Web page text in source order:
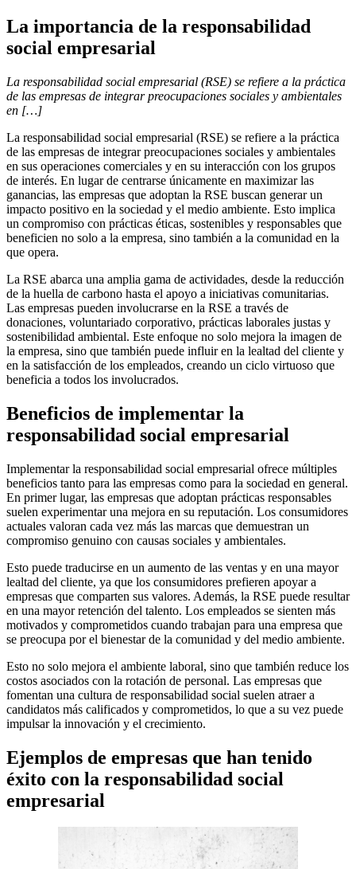
La importancia de la responsabilidad
social empresarial
La responsabilidad social empresarial (RSE) se refiere a la práctica
de las empresas de integrar preocupaciones sociales y ambientales
en […]
La responsabilidad social empresarial (RSE) se refiere a la práctica
de las empresas de integrar preocupaciones sociales y ambientales
en sus operaciones comerciales y en su interacción con los grupos
de interés. En lugar de centrarse únicamente en maximizar las
ganancias, las empresas que adoptan la RSE buscan generar un
impacto positivo en la sociedad y el medio ambiente. Esto implica
un compromiso con prácticas éticas, sostenibles y responsables que
beneficien no solo a la empresa, sino también a la comunidad en la
que opera.
La RSE abarca una amplia gama de actividades, desde la reducción
de la huella de carbono hasta el apoyo a iniciativas comunitarias.
Las empresas pueden involucrarse en la RSE a través de
donaciones, voluntariado corporativo, prácticas laborales justas y
sostenibilidad ambiental. Este enfoque no solo mejora la imagen de
la empresa, sino que también puede influir en la lealtad del cliente y
en la satisfacción de los empleados, creando un ciclo virtuoso que
beneficia a todos los involucrados.
Beneficios de implementar la
responsabilidad social empresarial
Implementar la responsabilidad social empresarial ofrece múltiples
beneficios tanto para las empresas como para la sociedad en general.
En primer lugar, las empresas que adoptan prácticas responsables
suelen experimentar una mejora en su reputación. Los consumidores
actuales valoran cada vez más las marcas que demuestran un
compromiso genuino con causas sociales y ambientales.
Esto puede traducirse en un aumento de las ventas y en una mayor
lealtad del cliente, ya que los consumidores prefieren apoyar a
empresas que comparten sus valores. Además, la RSE puede resultar
en una mayor retención del talento. Los empleados se sienten más
motivados y comprometidos cuando trabajan para una empresa que
se preocupa por el bienestar de la comunidad y del medio ambiente.
Esto no solo mejora el ambiente laboral, sino que también reduce los
costos asociados con la rotación de personal. Las empresas que
fomentan una cultura de responsabilidad social suelen atraer a
candidatos más calificados y comprometidos, lo que a su vez puede
impulsar la innovación y el crecimiento.
Ejemplos de empresas que han tenido
éxito con la responsabilidad social
empresarial